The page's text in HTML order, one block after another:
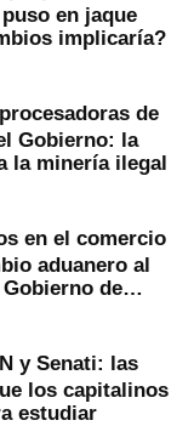
en jaque
implicaría?
de
Gobierno: la
la minería ilegal
en el comercio
aduanero al
de
y Senati: las
los capitalinos
estudiar